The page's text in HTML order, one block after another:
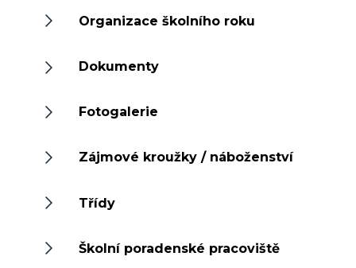
Organizace školního roku
Dokumenty
Fotogalerie
Zájmové kroužky / náboženství
Třídy
Školní poradenské pracoviště